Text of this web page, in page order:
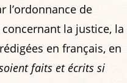
l’ordonnance de
la justice, la
en français, en
faits et écrits si